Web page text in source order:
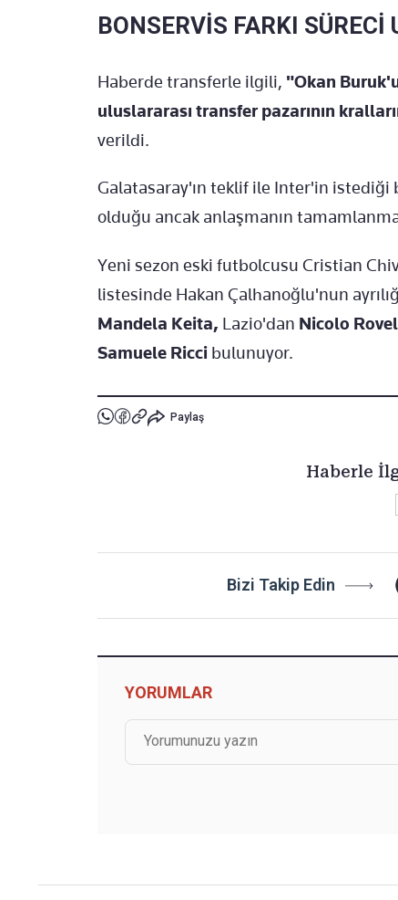
BONSERVİS FARKI SÜRECİ
Haberde transferle ilgili, "Okan
uluslararası transfer pazarının
verildi.
Galatasaray'ın teklif ile Inter'in istediği
olduğu ancak anlaşmanın
Yeni sezon eski futbolcusu Cristian
listesinde Hakan Çalhanoğlu'nun
Mandela Keita, Lazio'dan Nicolo
Samuele Ricci bulunuyor.
Paylaş
Haberle
Bizi Takip Edin
YORUMLAR